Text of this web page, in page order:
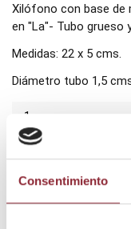
Consentimiento
Xilófono con base de
en "La"- Tubo grueso
Medidas: 22 x 5 cms.
Diámetro tubo 1,5